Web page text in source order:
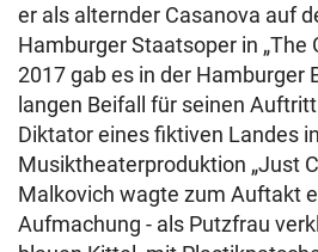
er als alternder Casanova auf
Hamburger Staatsoper in „The
2017 gab es in der Hamburger
langen Beifall für seinen
Diktator eines fiktiven Landes
Musiktheaterproduktion „Just
Malkovich wagte zum Auftakt
Aufmachung - als Putzfrau